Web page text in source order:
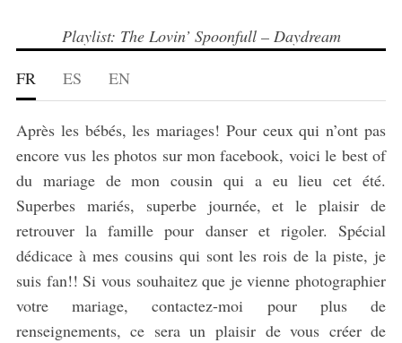
Playlist: The Lovin’ Spoonfull – Daydream
FR
ES EN
Après les bébés, les mariages! Pour ceux qui n’ont pas
encore vus les photos sur mon facebook, voici le best of
du mariage de mon cousin qui a eu lieu cet été.
Superbes mariés, superbe journée, et le plaisir de
retrouver la famille pour danser et rigoler. Spécial
dédicace à mes cousins qui sont les rois de la piste, je
suis fan!! Si vous souhaitez que je vienne photographier
votre mariage, contactez-moi pour plus de
renseignements, ce sera un plaisir de vous créer de